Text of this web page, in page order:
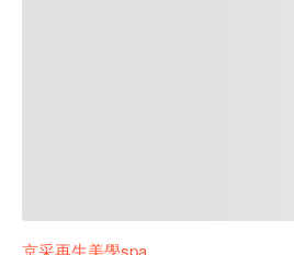
京采再生美學spa